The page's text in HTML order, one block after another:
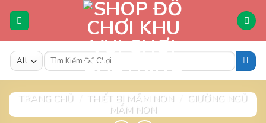
Tìm
kiếm:
TRANG CHỦ THIẾT BỊ MẦM NON
GIƯỜNG NGỦ
MẦM NON